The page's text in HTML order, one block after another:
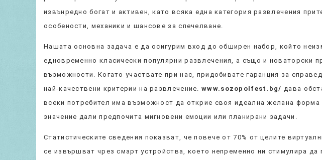
извънредно богат и активен, като всяка една категория развлечения
особености, механики и шансове за спечелване.
Нашата основна задача е да осигурим вход до обширен набор, който
едновременно класически популярни развлечения, а също и новаторски
възможности. Когато участвате при нас, придобивате гаранция за
най-качествени критерии на развлечение. www.sozopolfest.bg/ дава
всеки потребител има възможност да открие своя идеална желана форма
значение дали предпочита мигновени емоции или планирани задачи.
Статистическите сведения показват, че повече от 70% от целите
се извършват чрез смарт устройства, което непременно ни стимулира да